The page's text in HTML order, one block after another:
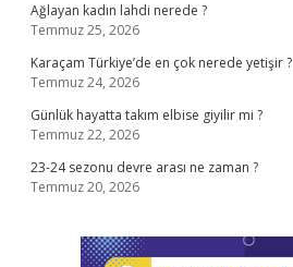
Ağlayan kadın lahdi nerede ?
Temmuz 25, 2026
Karaçam Türkiye’de en çok nerede yetişir ?
Temmuz 24, 2026
Günlük hayatta takım elbise giyilir mi ?
Temmuz 22, 2026
23-24 sezonu devre arası ne zaman ?
Temmuz 20, 2026